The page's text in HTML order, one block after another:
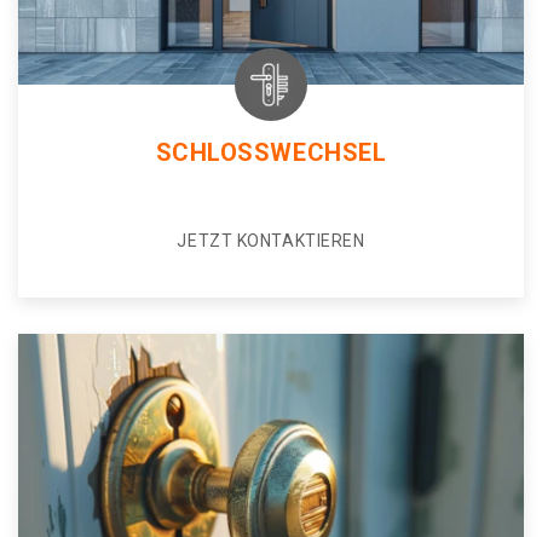
SCHLOSSWECHSEL
JETZT KONTAKTIEREN